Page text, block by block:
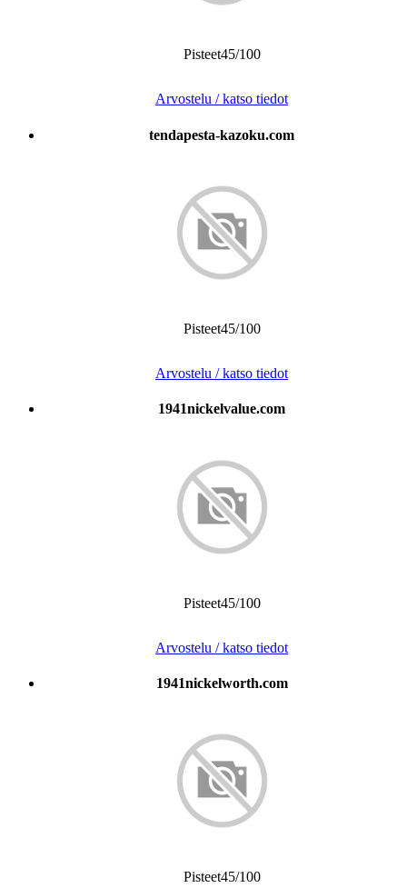
Pisteet45/100
Arvostelu / katso tiedot
tendapesta-kazoku.com
Pisteet45/100
Arvostelu / katso tiedot
1941nickelvalue.com
Pisteet45/100
Arvostelu / katso tiedot
1941nickelworth.com
Pisteet45/100